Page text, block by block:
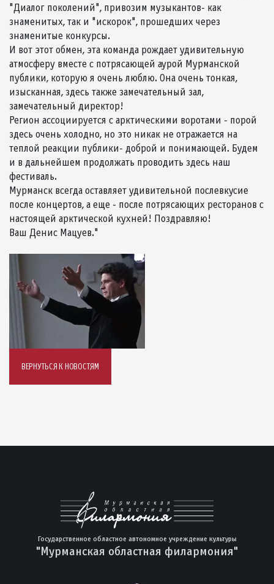
"Диалог поколений", привозим музыкантов- как
знаменитых, так и "искорок", прошедших через
знаменитые конкурсы.
И вот этот обмен, эта команда рождает удивительную
атмосферу вместе с потрясающей аурой Мурманской
публики, которую я очень люблю. Она очень тонкая,
изысканная, здесь также замечательный зал,
замечательный директор!
Регион ассоциируется с арктическими воротами - порой
здесь очень холодно, но это никак не отражается на
теплой реакции публики- доброй и понимающей. Будем
и в дальнейшем продолжать проводить здесь наш
фестиваль.
Мурманск всегда оставляет удивительной послевкусие
после концертов, а еще - после потрясающих ресторанов с
настоящей арктической кухней! Поздравляю!
Ваш Денис Мацуев."
ВЕРНУТЬСЯ К НОВОСТЯМ
Государственное областное автономное учреждение культуры
"Мурманская областная филармония"